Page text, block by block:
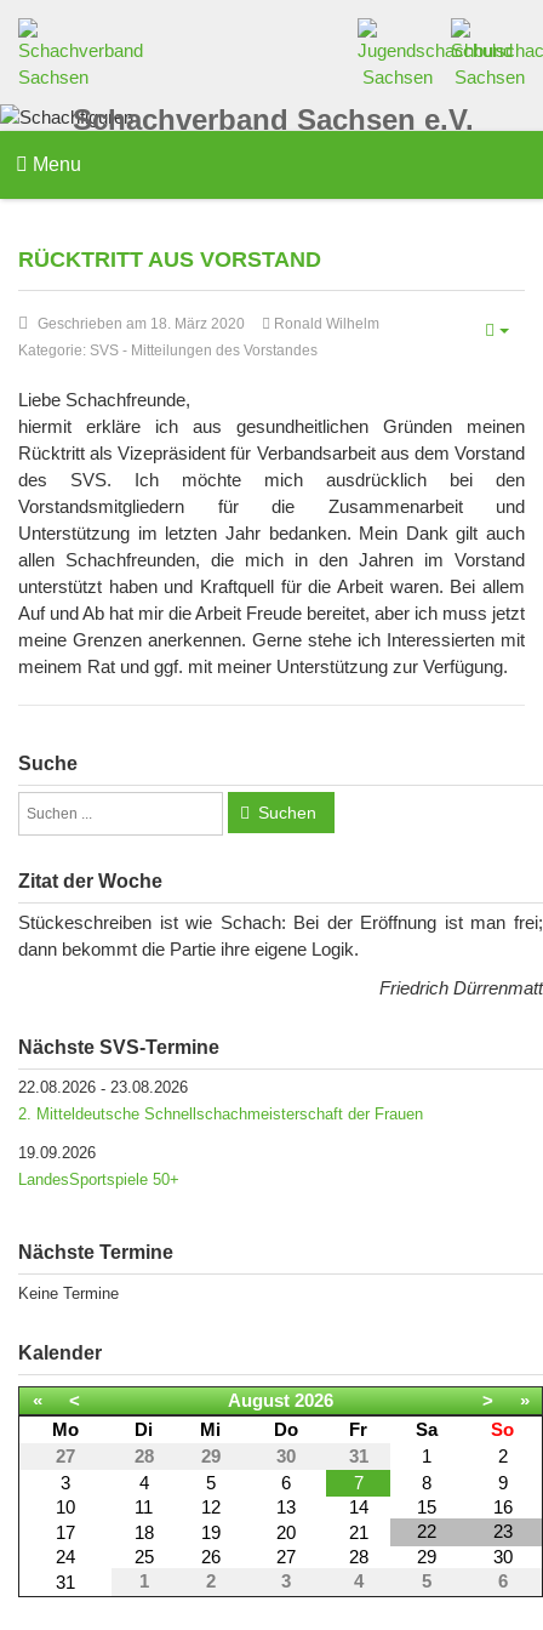
Schachverband Sachsen e.V.
Menu
RÜCKTRITT AUS VORSTAND
Geschrieben am 18. März 2020
Ronald Wilhelm
Kategorie: SVS - Mitteilungen des Vorstandes
Liebe Schachfreunde,
hiermit erkläre ich aus gesundheitlichen Gründen meinen
Rücktritt als Vizepräsident für Verbandsarbeit aus dem Vorstand
des SVS. Ich möchte mich ausdrücklich bei den
Vorstandsmitgliedern für die Zusammenarbeit und
Unterstützung im letzten Jahr bedanken. Mein Dank gilt auch
allen Schachfreunden, die mich in den Jahren im Vorstand
unterstützt haben und Kraftquell für die Arbeit waren. Bei allem
Auf und Ab hat mir die Arbeit Freude bereitet, aber ich muss jetzt
meine Grenzen anerkennen. Gerne stehe ich Interessierten mit
meinem Rat und ggf. mit meiner Unterstützung zur Verfügung.
Suche
Suchen
Zitat der Woche
Stückeschreiben ist wie Schach: Bei der Eröffnung ist man frei;
dann bekommt die Partie ihre eigene Logik.
Friedrich Dürrenmatt
Nächste SVS-Termine
22.08.2026 - 23.08.2026
2. Mitteldeutsche Schnellschachmeisterschaft der Frauen
19.09.2026
LandesSportspiele 50+
Nächste Termine
Keine Termine
Kalender
« < August 2026 >
»
Mo
Di Mi Do Fr Sa
So
27
28 29 30 31 1
2
3
4 5 6 7 8
9
10
11 12 13 14 15
16
17
18 19 20 21 22
23
24
25 26 27 28 29
30
31
1 2 3 4 5 6